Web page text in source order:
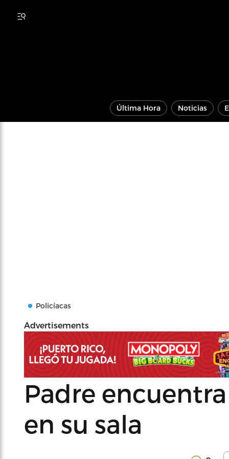
Última Hora Noticias
Policíacas
Advertisements
Padre
en su sala